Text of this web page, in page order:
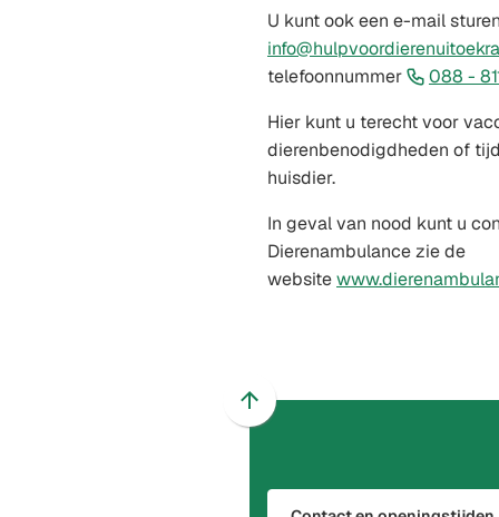
U kunt ook een e-mail
telefoonnummer
088 -
Hier kunt u terecht voor
dierenbenodigdheden of
huisdier.
In geval van nood kunt u
Dierenambulance zie de
website
Scroll
naar